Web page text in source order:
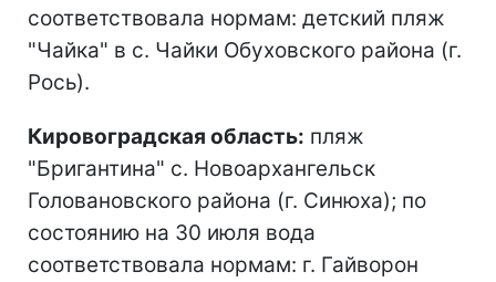
соответствовала нормам: детский пляж
"Чайка" в с. Чайки Обуховского района (г.
Рось).
Кировоградская область: пляж
"Бригантина" с. Новоархангельск
Головановского района (г. Синюха); по
состоянию на 30 июля вода
соответствовала нормам: г. Гайворон